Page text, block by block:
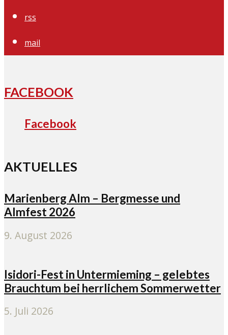
rss
mail
FACEBOOK
Facebook
AKTUELLES
Marienberg Alm – Bergmesse und
Almfest 2026
9. August 2026
Isidori-Fest in Untermieming – gelebtes
Brauchtum bei herrlichem Sommerwetter
5. Juli 2026